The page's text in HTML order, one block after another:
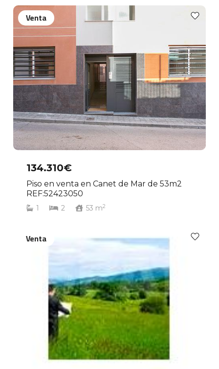
134.310€
Piso en venta en Canet de Mar de 53m2
REF:52423050
1 2 53 m2
Venta
Venta